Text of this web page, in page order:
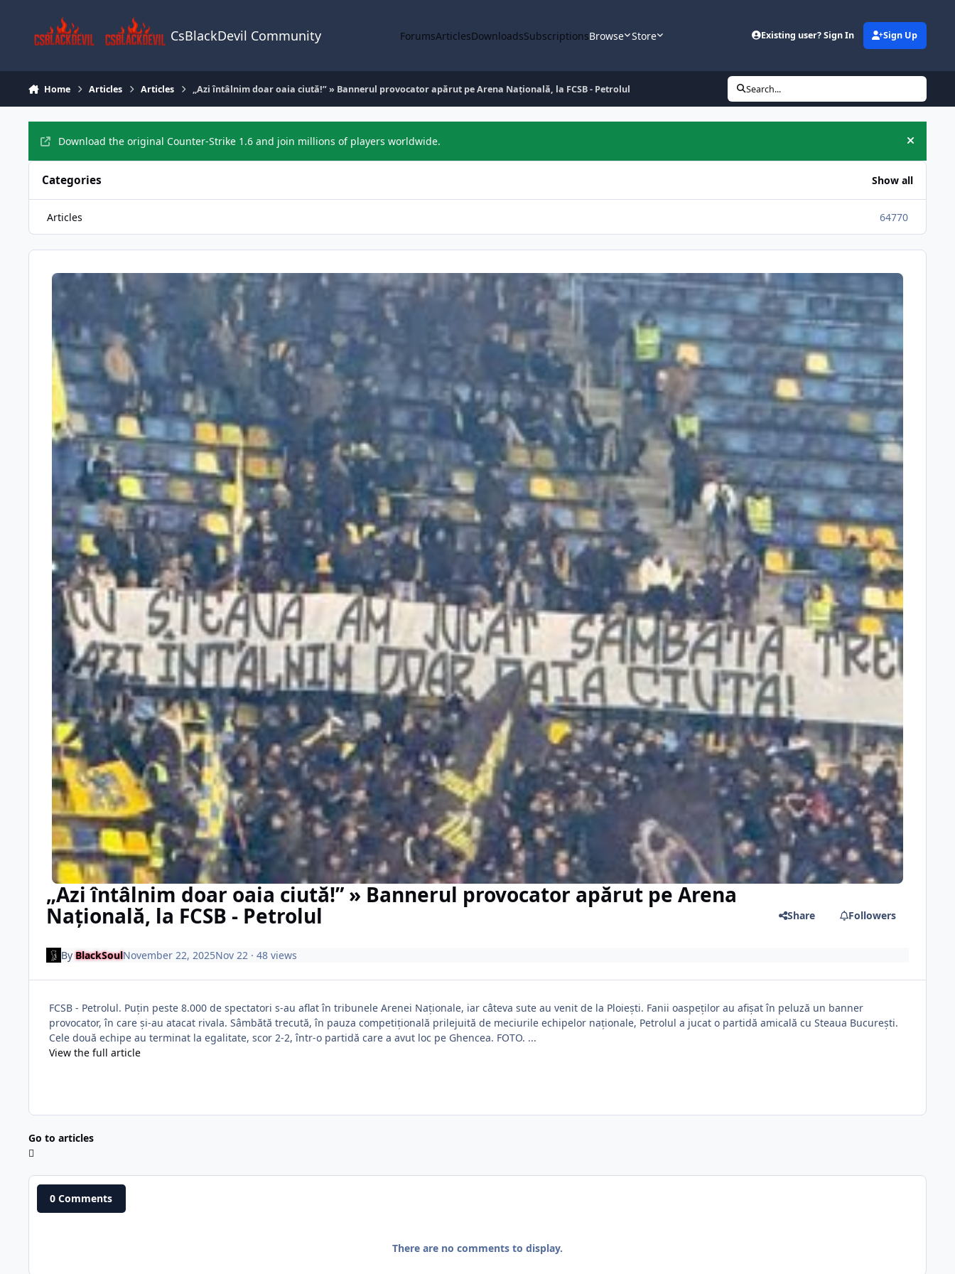
CsBlackDevil Community ForumsArticlesDownloadsSubscriptionsBrowse Store Existing user? Sign In Sign Up
Home Articles Articles „Azi întâlnim doar oaia ciută!” » Bannerul provocator apărut pe Arena Națională, la FCSB - Petrolul Search...
Download the original Counter-Strike 1.6 and join millions of players worldwide. Hide
Categories Show all
Articles 64770
„Azi întâlnim doar oaia ciută!” » Bannerul provocator apărut pe Arena
Națională, la FCSB - Petrolul Share Followers
ByBlackSoulNovember 22, 2025Nov 22· 48 views
FCSB - Petrolul. Puțin peste 8.000 de spectatori s-au aflat în tribunele Arenei Naționale, iar câteva sute au venit de la Ploiești. Fanii oaspeților au afișat în peluză un banner
provocator, în care și-au atacat rivala. Sâmbătă trecută, în pauza competițională prilejuită de meciurile echipelor naționale, Petrolul a jucat o partidă amicală cu Steaua București.
Cele două echipe au terminat la egalitate, scor 2-2, într-o partidă care a avut loc pe Ghencea. FOTO. ...
View the full article
Go to articles
0 Comments
There are no comments to display.